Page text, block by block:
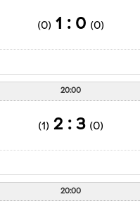
(0)
0 : 1
(0)
20:00
(0)
3 : 2
(1)
20:00